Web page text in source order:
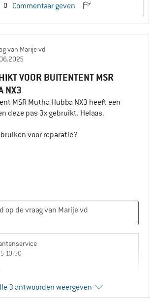
0 Commentaar geven
van Marije vd
VOOR BUITENTENT MSR
NX3
MSR Mutha Hubba NX3 heeft een
deze pas 3x gebruikt. Helaas.
voor reparatie?
10:50
de tape gebruiken om uw tent te
3 antwoorden weergeven